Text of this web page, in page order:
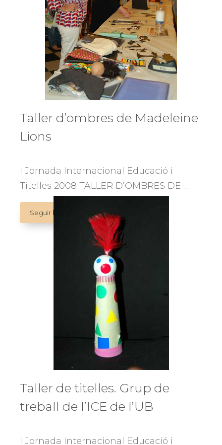
Taller d’ombres de Madeleine
Lions
I Jornada Internacional Educació i
Titelles 2008 TALLER D’OMBRES DE …
Seguir llegint
d’ombres
Madeleine
Taller de titelles. Grup de
treball de l’ICE de l’UB
I Jornada Internacional Educació i